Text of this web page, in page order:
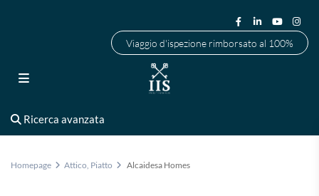
Viaggio d'ispezione rimborsato al 100%
Ricerca avanzata
Homepage Attico, Piatto Alcaidesa Homes